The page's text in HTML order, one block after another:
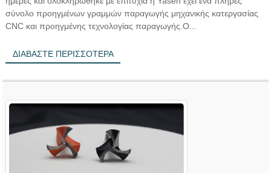
σύνολο προηγμένων γραμμών παραγωγής μηχανικής κατεργασίας
CNC και προηγμένης τεχνολογίας παραγωγής.Ο...
ΔΙΑΒΆΣΤΕ ΠΕΡΙΣΣΌΤΕΡΑ